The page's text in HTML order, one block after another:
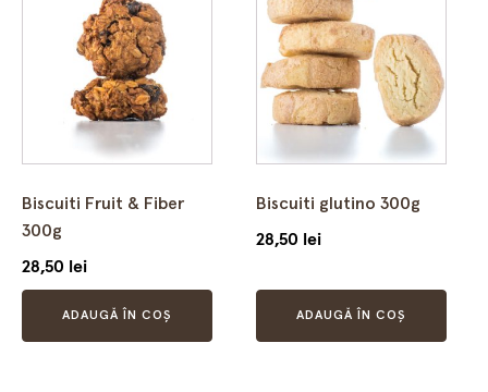
Biscuiti Fruit & Fiber
300g
28,50 lei
ADAUGĂ ÎN COȘ
Biscuiti glutino 300g
28,50 lei
ADAUGĂ ÎN COȘ